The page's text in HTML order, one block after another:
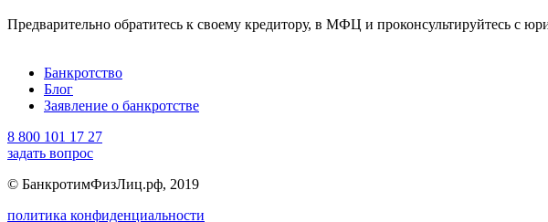
Предварительно обратитесь к своему кредитору, в МФЦ и проконсультируйтесь с
Банкротство
Блог
Заявление о банкротстве
8 800 101 17 27
задать вопрос
© БанкротимФизЛиц.рф, 2019
политика конфиденциальности